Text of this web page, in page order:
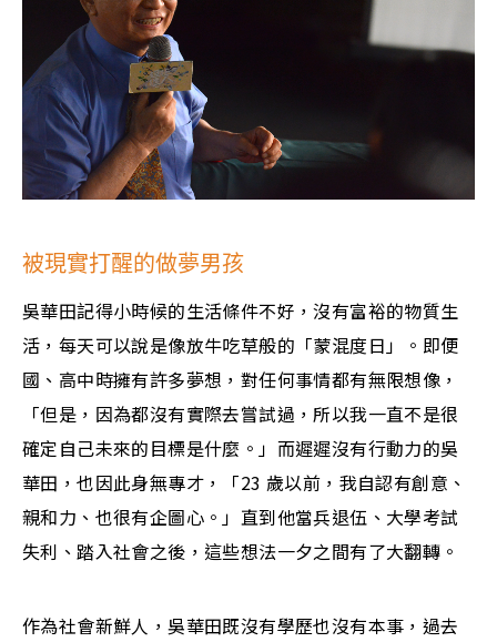
被現實打醒的做夢男孩
吳華田記得小時候的生活條件不好，沒有富裕的物質生
活，每天可以說是像放牛吃草般的「蒙混度日」。即便
國、高中時擁有許多夢想，對任何事情都有無限想像，
「但是，因為都沒有實際去嘗試過，所以我一直不是很
確定自己未來的目標是什麼。」而遲遲沒有行動力的吳
華田，也因此身無專才，「23 歲以前，我自認有創意、
親和力、也很有企圖心。」直到他當兵退伍、大學考試
失利、踏入社會之後，這些想法一夕之間有了大翻轉。
作為社會新鮮人，吳華田既沒有學歷也沒有本事，過去